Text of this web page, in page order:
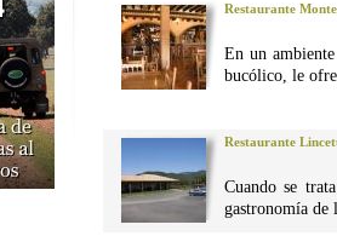
Restaurante
En un
bucólico, le
Restaurante
Cuando se
gastronomía de